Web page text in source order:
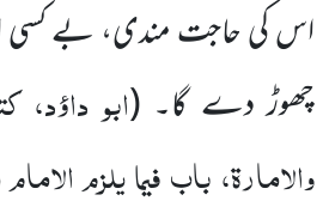
اس کی حاجت مندی، بے کسی
چھوڑ دے گا۔ (ابو داؤد،
والامارۃ، باب فیما یلزم